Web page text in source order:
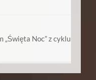
„Święta Noc” z cyklu